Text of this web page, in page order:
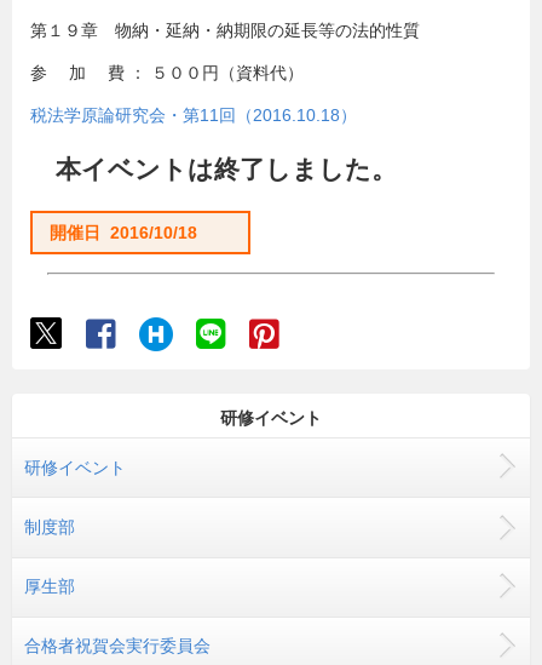
第１９章 物納・延納・納期限の延長等の法的性質
参 加 費 ： ５００円（資料代）
税法学原論研究会・第11回（2016.10.18）
本イベントは終了しました。
開催日 2016/10/18
研修イベント
研修イベント
制度部
厚生部
合格者祝賀会実行委員会